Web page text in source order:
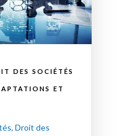
des sociétés
et
, Droit des